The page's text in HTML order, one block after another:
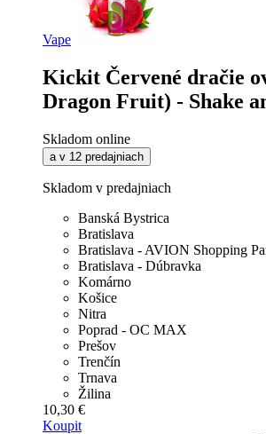
Vape
Kickit Červené dračie
Dragon Fruit) - Shake
Skladom online
a v 12 predajniach
Skladom v predajniach
Banská Bystrica
Bratislava
Bratislava - AVION Shopping
Bratislava - Dúbravka
Komárno
Košice
Nitra
Poprad - OC MAX
Prešov
Trenčín
Trnava
Žilina
10,30 €
Koupit